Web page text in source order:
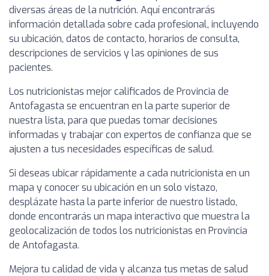
diversas áreas de la nutrición. Aquí encontrarás
información detallada sobre cada profesional, incluyendo
su ubicación, datos de contacto, horarios de consulta,
descripciones de servicios y las opiniones de sus
pacientes.
Los nutricionistas mejor calificados de Provincia de
Antofagasta se encuentran en la parte superior de
nuestra lista, para que puedas tomar decisiones
informadas y trabajar con expertos de confianza que se
ajusten a tus necesidades específicas de salud.
Si deseas ubicar rápidamente a cada nutricionista en un
mapa y conocer su ubicación en un solo vistazo,
desplázate hasta la parte inferior de nuestro listado,
donde encontrarás un mapa interactivo que muestra la
geolocalización de todos los nutricionistas en Provincia
de Antofagasta.
Mejora tu calidad de vida y alcanza tus metas de salud